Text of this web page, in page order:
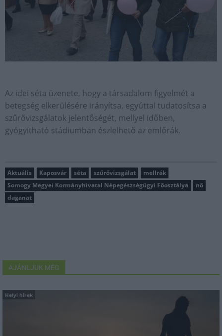
Az idei séta üzenete, hogy a társadalom figyelmét a
betegség elkerülésére irányítsa, egyúttal tudatosítsa a
szűrővizsgálatok jelentőségét, mellyel időben,
gyógyítható stádiumban észlelhető az emlőrák.
Aktuális Kaposvár séta szűrővizsgálat
mellrák
Somogy Megyei Kormányhivatal Népegészségügyi Főosztálya
nő
daganat
AJÁNLJUK MÉG
Helyi hírek